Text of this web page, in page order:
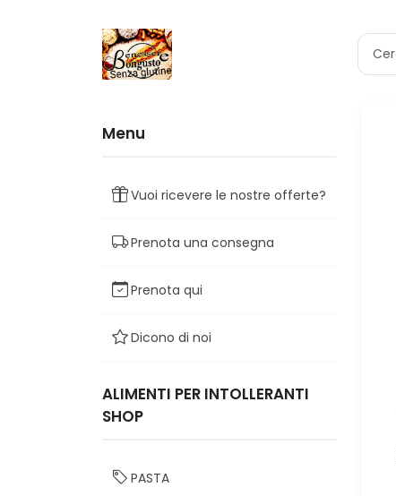
Menu
Vuoi ricevere le nostre offerte?
Prenota una consegna
Prenota qui
Dicono di noi
ALIMENTI PER INTOLLERANTI
SHOP
PASTA